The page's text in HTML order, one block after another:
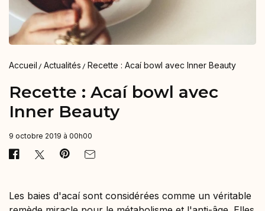
Accueil Actualités Recette : Acaí bowl avec Inner Beauty
Recette : Acaí bowl avec
Inner Beauty
9 octobre 2019 à 00h00
Les baies d'acaí sont considérées comme un véritable